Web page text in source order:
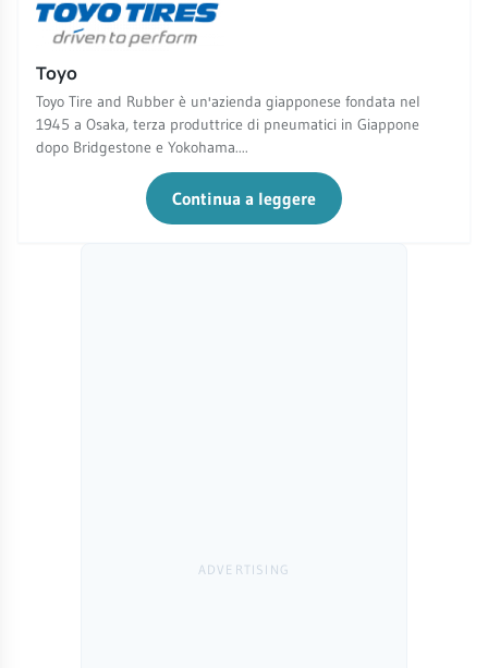
Toyo
Toyo Tire and Rubber è un'azienda giapponese fondata nel
1945 a Osaka, terza produttrice di pneumatici in Giappone
dopo Bridgestone e Yokohama....
Continua a leggere